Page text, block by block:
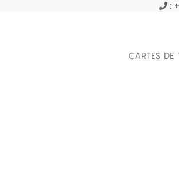
:
CARTES DE